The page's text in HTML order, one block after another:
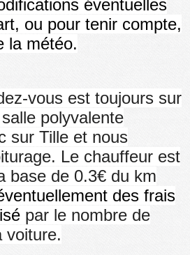
éventuelles
ou pour tenir compte,
la météo.
vous est toujours sur
polyvalente
sur Tille et nous
Le chauffeur est
base de 0.3€ du km
des frais
par le nombre de
voiture.